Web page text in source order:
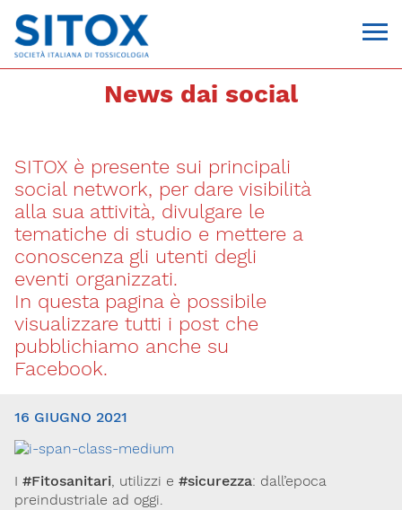
Via Giovanni Pascoli, 3
20129, Milano
C.F. 96330980580
P.I. 06792491000
T. 02-29520311
segreteria@sitox.org
News dai social
SITOX è presente sui principali
social network, per dare visibilità
alla sua attività, divulgare le
tematiche di studio e mettere a
conoscenza gli utenti degli
eventi organizzati.
In questa pagina è possibile
visualizzare tutti i post che
pubblichiamo anche su
Facebook.
16 GIUGNO 2021
I #Fitosanitari, utilizzi e #sicurezza: dall’epoca
preindustriale ad oggi.